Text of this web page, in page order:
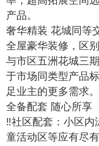
产品。
奢华精装 花城同等
全屋豪华装修，区
与市区五洲花城三
于市场同类型产品
足业主的更多需求。
全备配套 随心所享
‼社区配套：小区
童活动区等应有尽有